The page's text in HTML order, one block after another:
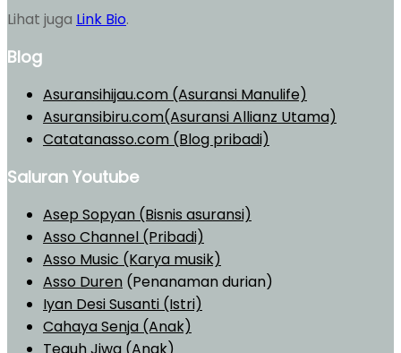
Lihat juga Link Bio.
Blog
Asuransihijau.com (Asuransi Manulife)
Asuransibiru.com(Asuransi Allianz Utama)
Catatanasso.com (Blog pribadi)
Saluran Youtube
Asep Sopyan (Bisnis asuransi)
Asso Channel (Pribadi)
Asso Music (Karya musik)
Asso Duren (Penanaman durian)
Iyan Desi Susanti (Istri)
Cahaya Senja (Anak)